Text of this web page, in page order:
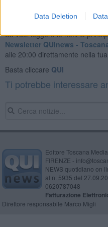
Data Deletion
Se vuoi leggere le notizie
Newsletter QUInews -
alle 20:00 direttamente nella
Basta cliccare QUI
Ti potrebbe interessare
Editore Toscana
FIRENZE -
NEWS quotidiano on
al n. 5935 del
0620787048
Fatturazione
Direttore responsabile Marco Migli